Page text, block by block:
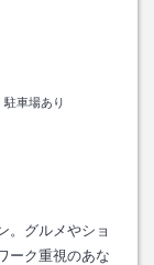
駐車場あり
。グルメやショ
ーク重視のあな